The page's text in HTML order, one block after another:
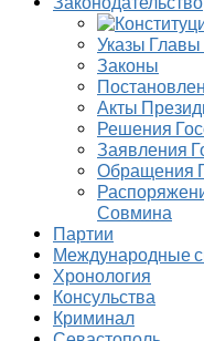
Указы
Законы
Акты
Решения
Заявления
Обращения
Совмина
Партии
Международные
Хронология
Консульства
Криминал